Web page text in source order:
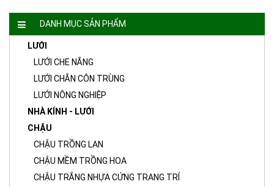
DANH MỤC SẢN PHẨM
LƯỚI
LƯỚI CHE NẮNG
LƯỚI CHẮN CÔN TRÙNG
LƯỚI NÔNG NGHIỆP
NHÀ KÍNH - LƯỚI
CHẬU
CHẬU TRỒNG LAN
CHẬU MỀM TRỒNG HOA
CHẬU TRẮNG NHỰA CỨNG TRANG TRÍ